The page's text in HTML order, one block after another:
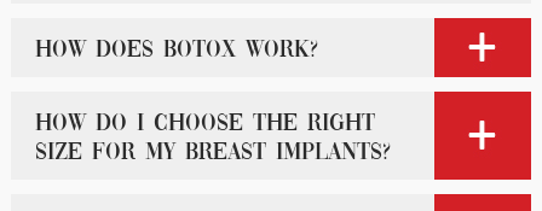
How does Botox work?
How do I choose the right
size for my breast implants?